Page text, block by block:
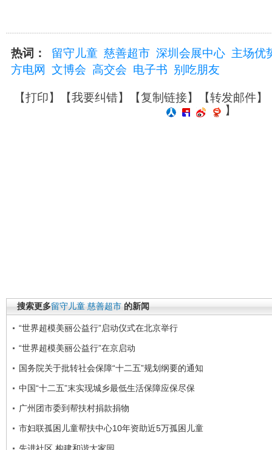
热词： 留守儿童 慈善超市 深圳会展中心 主场优
方电网
文博会 高交会 电子书 别吃朋友
【打印】【我要纠错】【复制链接】【转发邮件】
】
搜索更多留守儿童 慈善超市 的新闻
“世界超模美丽公益行”启动仪式在北京举行
“世界超模美丽公益行”在京启动
国务院关于批转社会保障“十二五”规划纲要的通知
中国“十二五”末实现城乡最低生活保障应保尽保
广州团市委到帮扶村捐款捐物
市妇联孤困儿童帮扶中心10年资助近5万孤困儿童
先进社区 构建和谐大家园